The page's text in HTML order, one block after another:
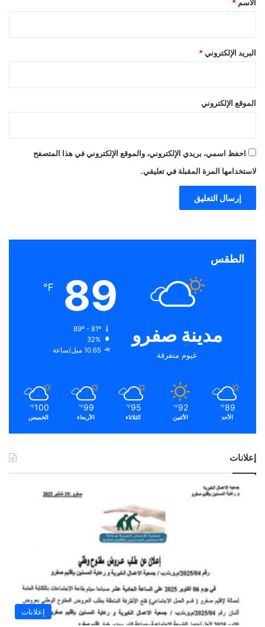
الاسم *
البريد الإلكتروني *
الموقع الإلكتروني
احفظ اسمي، بريدي الإلكتروني، والموقع الإلكتروني في هذا المتصفح
لاستخدامها المرة المقبلة في تعليقي.
الطقس
مدينة صفرو
غيوم متفرقة
89
℉
89º - 81º
32%
10.65 ميل/ساعة
89
℉
الأحد
92
℉
الأثنين
95
℉
الثلاثاء
99
℉
الأربعاء
100
℉
الخميس
إعلانات
إعلانات